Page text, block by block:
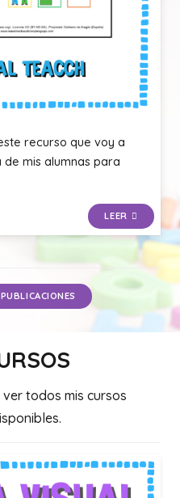
recurso que voy a
mis alumnas para
LEER
todos mis cursos